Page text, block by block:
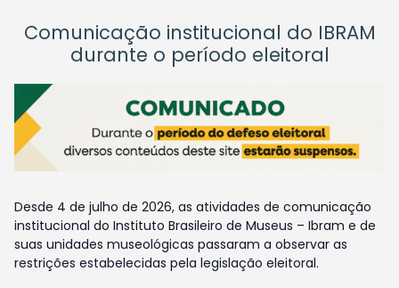
Comunicação institucional do IBRAM
durante o período eleitoral
Desde 4 de julho de 2026, as atividades de comunicação
institucional do Instituto Brasileiro de Museus – Ibram e de
suas unidades museológicas passaram a observar as
restrições estabelecidas pela legislação eleitoral.